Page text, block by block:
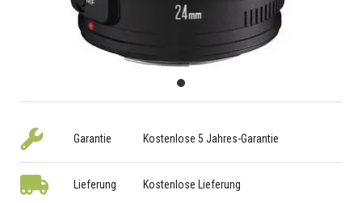
Garantie Kostenlose 5 Jahres-Garantie
Lieferung Kostenlose Lieferung